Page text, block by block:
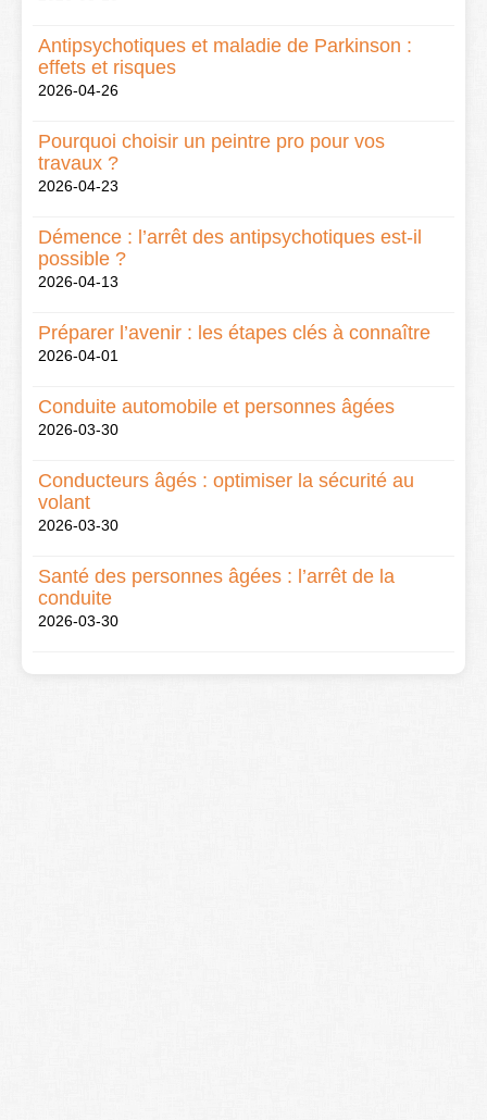
Antipsychotiques et maladie de Parkinson :
effets et risques
2026-04-26
Pourquoi choisir un peintre pro pour vos
travaux ?
2026-04-23
Démence : l’arrêt des antipsychotiques est-il
possible ?
2026-04-13
Préparer l’avenir : les étapes clés à connaître
2026-04-01
Conduite automobile et personnes âgées
2026-03-30
Conducteurs âgés : optimiser la sécurité au
volant
2026-03-30
Santé des personnes âgées : l’arrêt de la
conduite
2026-03-30